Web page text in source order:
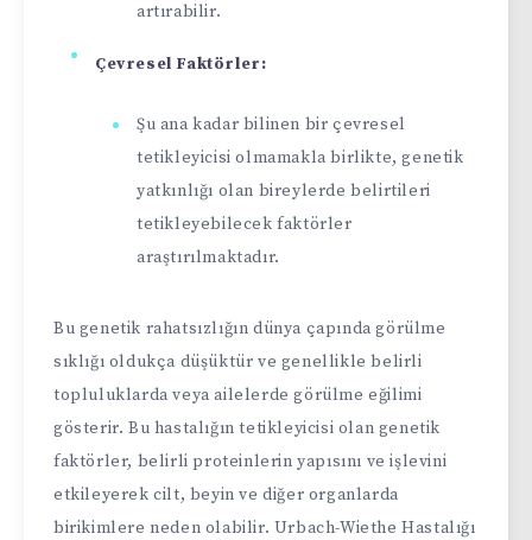
artırabilir.
Çevresel Faktörler:
Şu ana kadar bilinen bir çevresel
tetikleyicisi olmamakla birlikte, genetik
yatkınlığı olan bireylerde belirtileri
tetikleyebilecek faktörler
araştırılmaktadır.
Bu genetik rahatsızlığın dünya çapında görülme
sıklığı oldukça düşüktür ve genellikle belirli
topluluklarda veya ailelerde görülme eğilimi
gösterir. Bu hastalığın tetikleyicisi olan genetik
faktörler, belirli proteinlerin yapısını ve işlevini
etkileyerek cilt, beyin ve diğer organlarda
birikimlere neden olabilir. Urbach-Wiethe Hastalığı